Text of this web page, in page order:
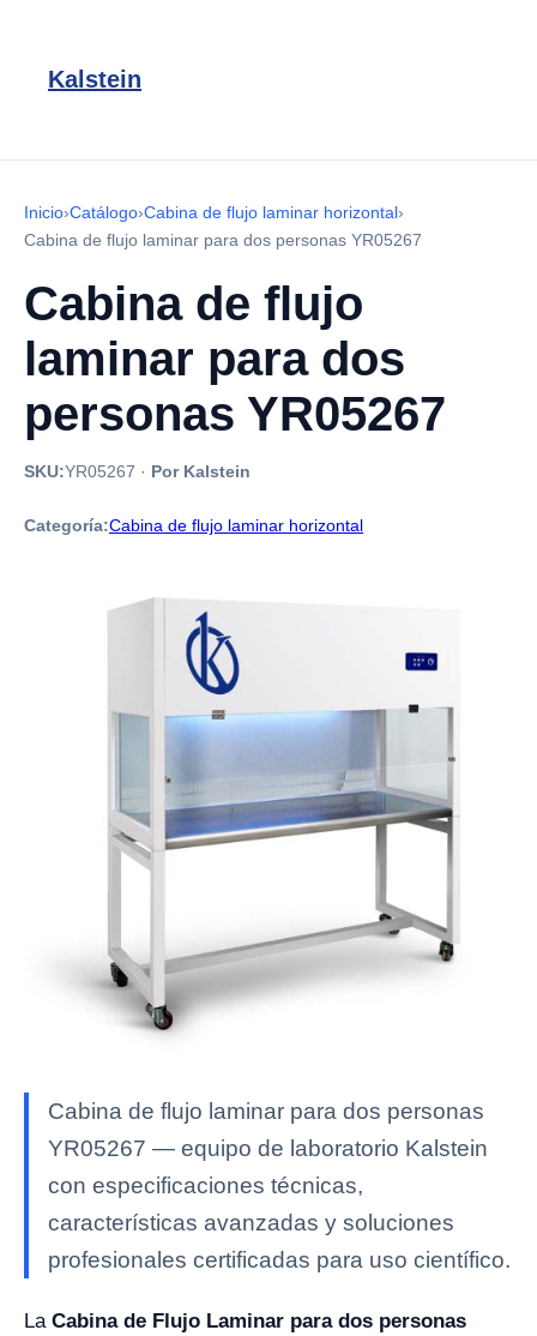
Kalstein
Inicio›Catálogo›Cabina de flujo laminar horizontal›
Cabina de flujo laminar para dos personas YR05267
Cabina de flujo
laminar para dos
personas YR05267
SKU:YR05267 · Por Kalstein
Categoría:Cabina de flujo laminar horizontal
Cabina de flujo laminar para dos personas
YR05267 — equipo de laboratorio Kalstein
con especificaciones técnicas,
características avanzadas y soluciones
profesionales certificadas para uso científico.
La Cabina de Flujo Laminar para dos personas